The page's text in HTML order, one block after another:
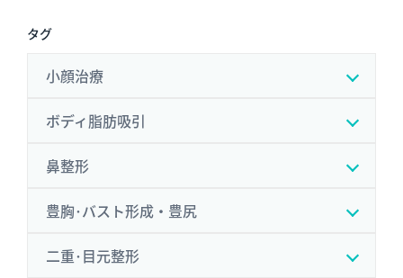
タグ
小顔治療
ボディ脂肪吸引
鼻整形
豊胸･バスト形成・豊尻
二重･目元整形